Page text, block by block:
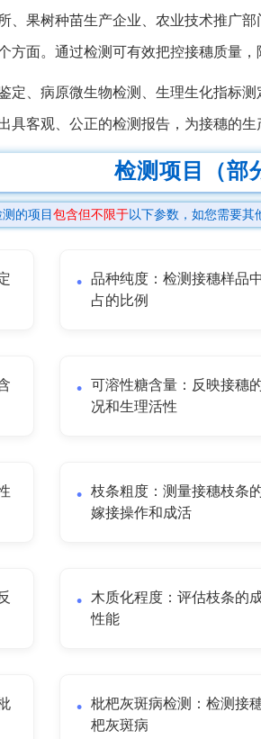
、果树种苗生产企业、农业技术推广
方面。通过检测可有效把控接穗质量，
定、病原微生物检测、生理生化指标
具客观、公正的检测报告，为接穗的生
检测项目（部
的项目 包含但不限于以下参数，如您需要其
品种纯度：检测接穗样品
占的比例
可溶性糖含量：反映接穗
况和生理活性
枝条粗度：测量接穗枝条
嫁接操作和成活
木质化程度：评估枝条的
性能
枇杷灰斑病检测：检测接
杷灰斑病